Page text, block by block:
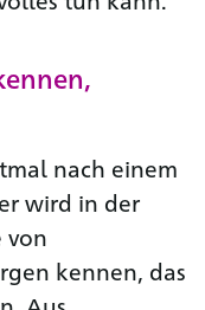
nach einem
wird in der
von
kennen, das